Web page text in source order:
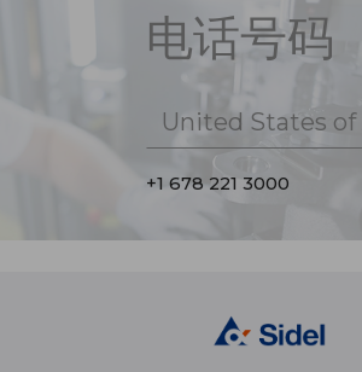
电话号码
United States of
+1 678 221 3000